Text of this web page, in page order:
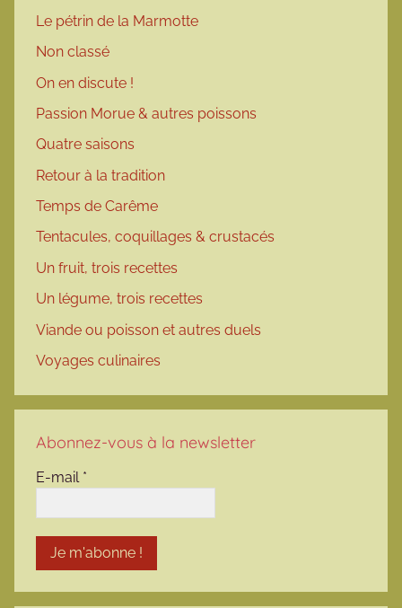
Le pétrin de la Marmotte
Non classé
On en discute !
Passion Morue & autres poissons
Quatre saisons
Retour à la tradition
Temps de Carême
Tentacules, coquillages & crustacés
Un fruit, trois recettes
Un légume, trois recettes
Viande ou poisson et autres duels
Voyages culinaires
Abonnez-vous à la newsletter
E-mail *